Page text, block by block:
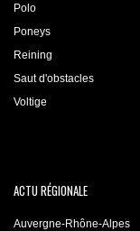
Polo
Poneys
Reining
Saut d'obstacles
Voltige
ACTU RÉGIONALE
Auvergne-Rhône-Alpes